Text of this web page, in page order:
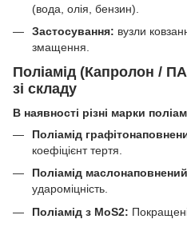
(вода, олія, бензин).
Застосування: вузли
змащення.
Поліамід (Капролон /
зі складу
В наявності різні марки
Поліамід
коефіцієнт тертя.
Поліамід
удароміцність.
Поліамід з MoS2: Покращені